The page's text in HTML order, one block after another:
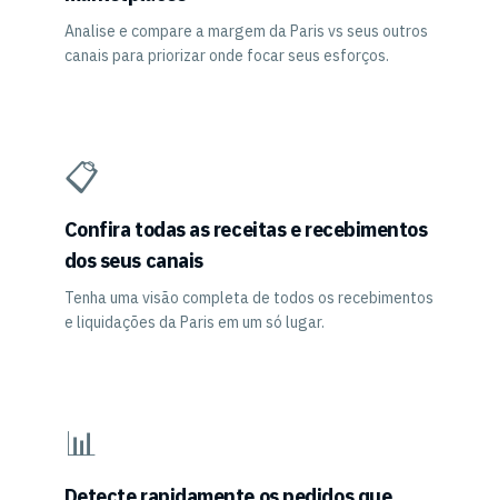
Analise e compare a margem da Paris vs seus outros
canais para priorizar onde focar seus esforços.
📋
Confira todas as receitas e recebimentos
dos seus canais
Tenha uma visão completa de todos os recebimentos
e liquidações da Paris em um só lugar.
📊